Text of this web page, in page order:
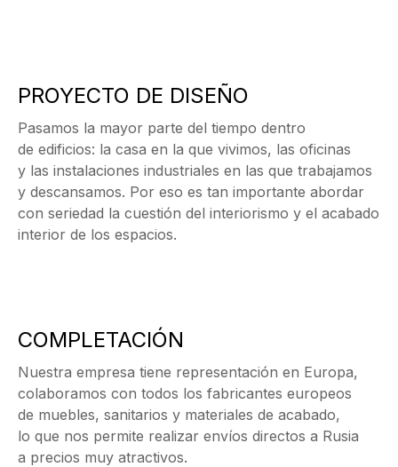
PROYECTO DE DISEÑO
Pasamos la mayor parte del tiempo dentro
de edificios: la casa en la que vivimos, las oficinas
y las instalaciones industriales en las que trabajamos
y descansamos. Por eso es tan importante abordar
con seriedad la cuestión del interiorismo y el acabado
interior de los espacios.
COMPLETACIÓN
Nuestra empresa tiene representación en Europa,
colaboramos con todos los fabricantes europeos
de muebles, sanitarios y materiales de acabado,
lo que nos permite realizar envíos directos a Rusia
a precios muy atractivos.